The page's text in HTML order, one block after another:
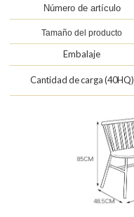
Número de artículo
Tamaño del producto
Embalaje
Cantidad de carga (40HQ)